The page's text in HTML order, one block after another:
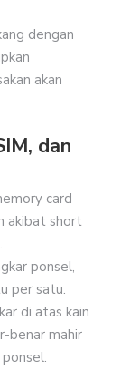
dengan
akan
dan
card
akibat short
ponsel,
per satu.
di atas kain
benar mahir